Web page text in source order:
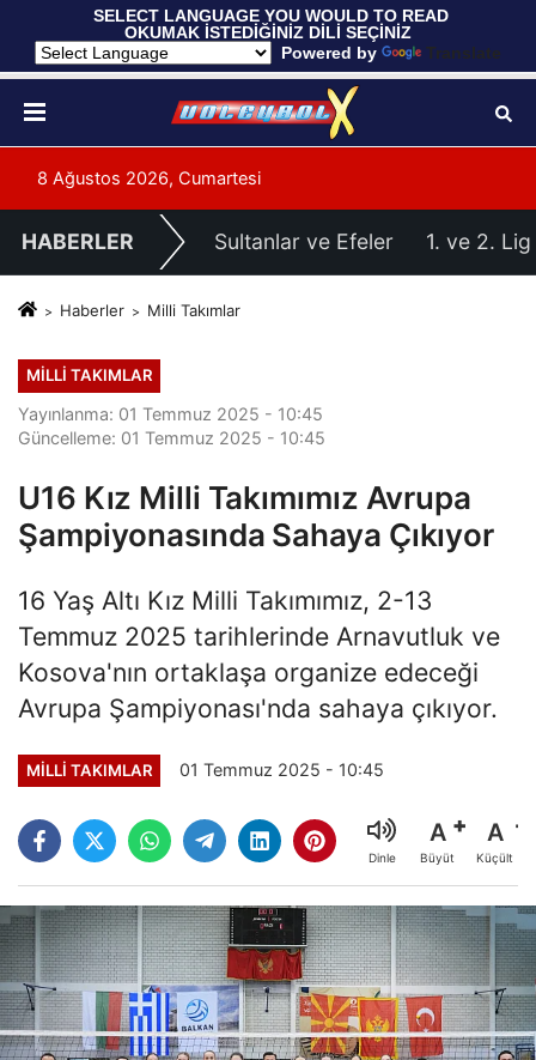
SELECT LANGUAGE YOU WOULD TO READ
OKUMAK İSTEDİĞİNİZ DİLİ SEÇİNİZ
Powered by
Translate
8 Ağustos 2026, Cumartesi
HABERLER Sultanlar ve Efeler 1. ve 2. Lig
Haberler Milli Takımlar
MILLI TAKIMLAR
Yayınlanma: 01 Temmuz 2025 - 10:45
Güncelleme: 01 Temmuz 2025 - 10:45
U16 Kız Milli Takımımız Avrupa
Şampiyonasında Sahaya Çıkıyor
16 Yaş Altı Kız Milli Takımımız, 2-13
Temmuz 2025 tarihlerinde Arnavutluk ve
Kosova'nın ortaklaşa organize edeceği
Avrupa Şampiyonası'nda sahaya çıkıyor.
MILLI TAKIMLAR 01 Temmuz 2025 - 10:45
Dinle
A
Büyüt
A
Küçült